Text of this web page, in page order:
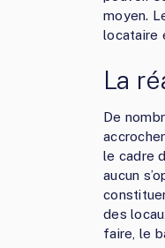
moyen.
locataire
La
De
le cadre
aucun
des
faire, le